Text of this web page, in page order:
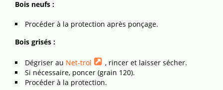
Bois neufs :
Procéder à la protection après ponçage.
Bois grisés :
Dégriser au Net-trol
, rincer et laisser sécher.
Si nécessaire, poncer (grain 120).
Procéder à la protection.